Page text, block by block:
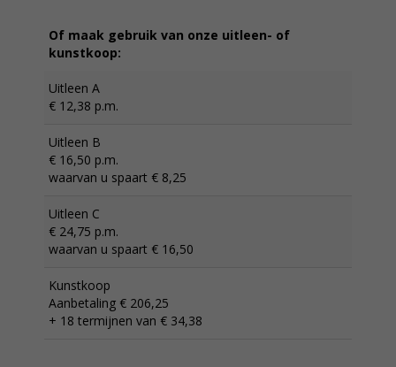
Of maak gebruik van onze uitleen- of
kunstkoop:
Uitleen A
€ 12,38 p.m.
Uitleen B
€ 16,50 p.m.
waarvan u spaart € 8,25
Uitleen C
€ 24,75 p.m.
waarvan u spaart € 16,50
Kunstkoop
Aanbetaling € 206,25
+ 18 termijnen van € 34,38